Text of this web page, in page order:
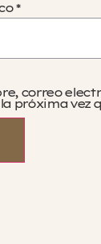
*
correo
próxima vez